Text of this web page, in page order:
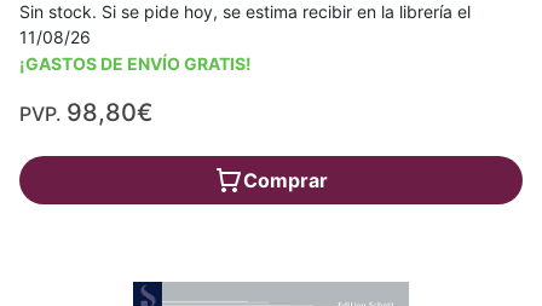
Sin stock. Si se pide hoy, se estima recibir en la librería el
11/08/26
¡GASTOS DE ENVÍO GRATIS!
PVP. 98,80€
Comprar